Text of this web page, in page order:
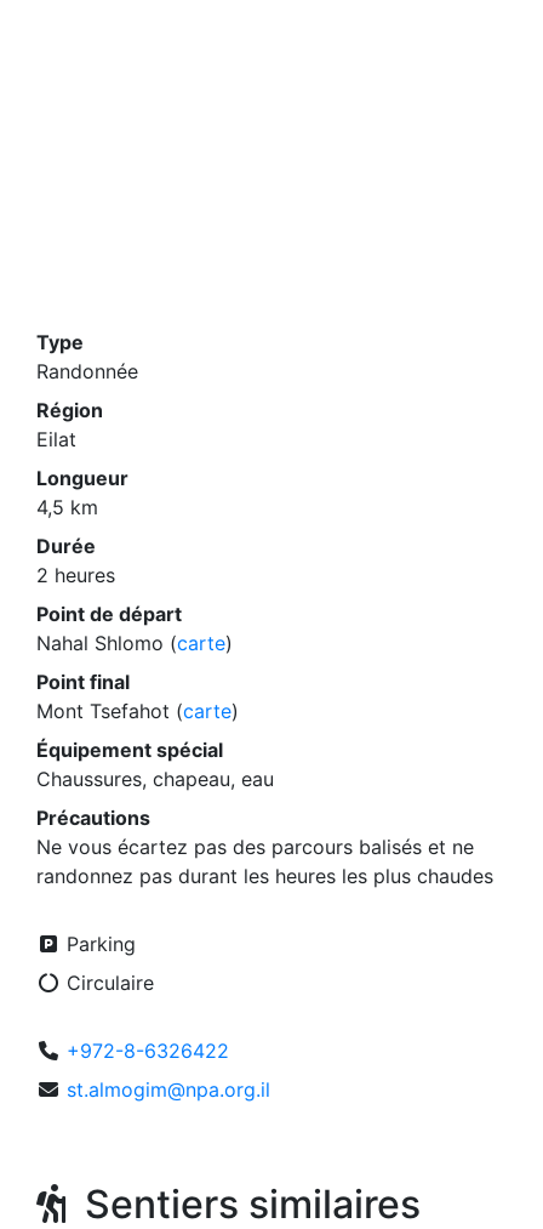
Type
Randonnée
Région
Eilat
Longueur
4,5 km
Durée
2 heures
Point de départ
Nahal Shlomo (carte)
Point final
Mont Tsefahot (carte)
Équipement spécial
Chaussures, chapeau, eau
Précautions
Ne vous écartez pas des parcours balisés et ne
randonnez pas durant les heures les plus chaudes
Parking
Circulaire
+972-8-6326422
st.almogim@npa.org.il
Sentiers similaires